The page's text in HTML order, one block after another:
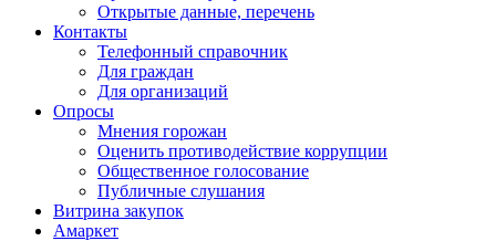
Открытые данные, перечень
Контакты
Телефонный справочник
Для граждан
Для организаций
Опросы
Мнения горожан
Оценить противодействие коррупции
Общественное голосование
Публичные слушания
Витрина закупок
Амаркет